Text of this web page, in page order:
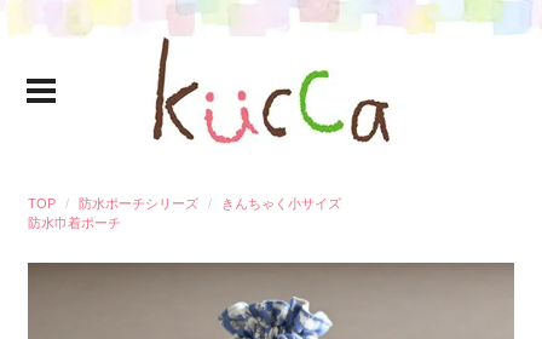
TOP 防水ポーチシリーズ
きんちゃく小サイズ
防水巾着ポーチ